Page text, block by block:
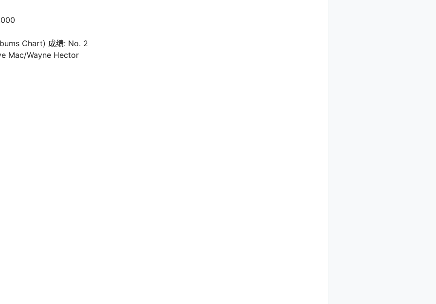
Chart) 成绩: No. 2
Mac/Wayne Hector